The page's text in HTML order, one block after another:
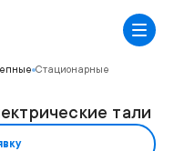
Стационарные
тали